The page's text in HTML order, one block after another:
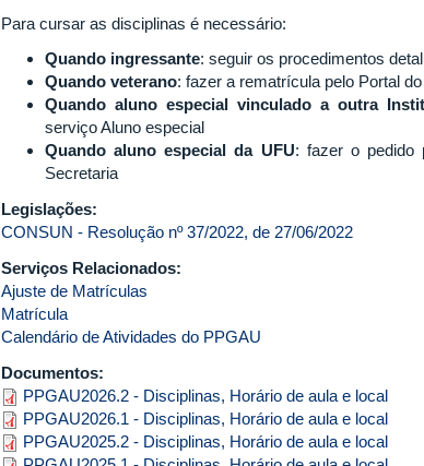
Para cursar as disciplinas é necessário:
Quando ingressante: seguir os procedimentos
Quando veterano: fazer a rematrícula pelo Portal
Quando aluno especial vinculado a outra
serviço Aluno especial
Quando aluno especial da UFU: fazer o pedido
Secretaria
Legislações:
CONSUN - Resolução nº 37/2022, de 27/06/2022
Serviços Relacionados:
Ajuste de Matrículas
Matrícula
Calendário de Atividades do PPGAU
Documentos:
PPGAU2026.2 - Disciplinas, Horário de aula e local
PPGAU2026.1 - Disciplinas, Horário de aula e local
PPGAU2025.2 - Disciplinas, Horário de aula e local